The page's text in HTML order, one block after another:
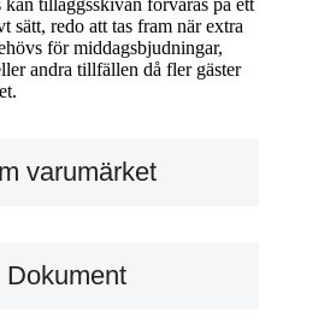
varumärket
Dokument
kan tilläggsskivan förvaras på ett
sätt, redo att tas fram när extra
för middagsbjudningar,
andra tillfällen då fler gäster